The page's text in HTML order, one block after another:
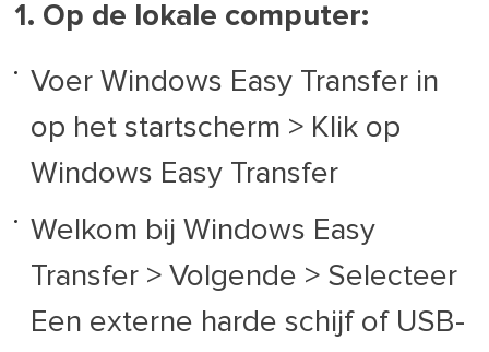
1. Op de lokale computer:
Voer Windows Easy Transfer in
op het startscherm > Klik op
Windows Easy Transfer
Welkom bij Windows Easy
Transfer > Volgende > Selecteer
Een externe harde schijf of USB-